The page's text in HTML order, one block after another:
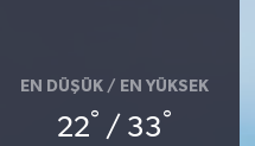
EN DÜŞÜK / EN YÜKSEK
22° / 33°